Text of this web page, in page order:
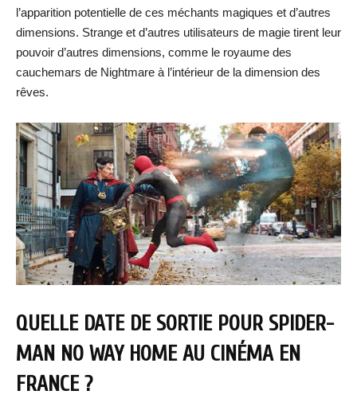
l’apparition potentielle de ces méchants magiques et d’autres
dimensions. Strange et d’autres utilisateurs de magie tirent leur
pouvoir d’autres dimensions, comme le royaume des
cauchemars de Nightmare à l’intérieur de la dimension des
rêves.
QUELLE DATE DE SORTIE POUR SPIDER-
MAN NO WAY HOME AU CINÉMA EN
FRANCE ?